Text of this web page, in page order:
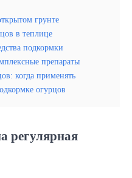
грунте
в теплице
подкормки
препараты
когда применять
огурцов
регулярная